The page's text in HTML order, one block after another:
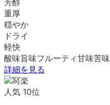
重厚
穏やか
ドライ
軽快
酸味旨味フルーティ甘味苦味
詳細を見る
人気 10位